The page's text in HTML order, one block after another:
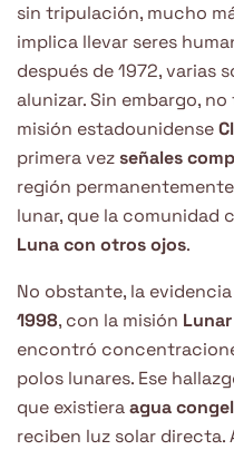
sin tripulación, mucho
implica llevar seres
después de 1972, varias
alunizar. Sin embargo,
misión estadounidense
primera vez señales
región
lunar, que la comunidad
Luna con otros ojos.
No obstante, la
1998, con la misión
encontró
polos lunares. Ese
que existieraagua
reciben luz solar directa.